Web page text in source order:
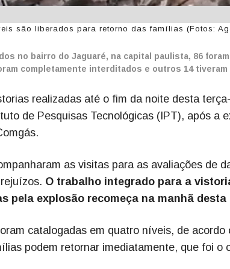
são liberados para retorno das famílias (Fotos:
no bairro do Jaguaré, na capital paulista, 86
completamente interditados e outros 14
realizadas até o fim da noite desta
de Pesquisas Tecnológicas (IPT), após a
as visitas para as avaliações de
O trabalho integrado para a
pela explosão recomeça na manhã
catalogadas em quatro níveis, de acordo
podem retornar imediatamente, que foi o